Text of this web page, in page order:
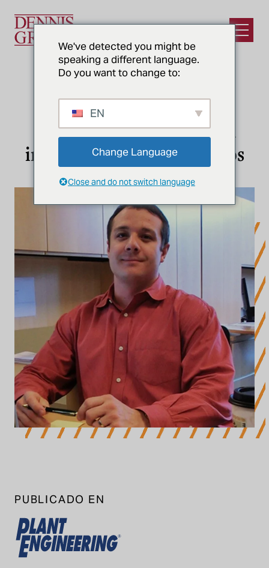
Abrir el
Trent Moore, de Dennis
Group, nombrado líder en
ingeniería menor de 40 años
PUBLICADO EN
We've detected you might be
speaking a different language.
Do you want to change to:
EN
Change Language
Close and do not switch language